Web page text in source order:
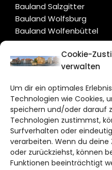
Cookie-
verwalten
Um dir ein optimales
Technologien wie Cookies,
speichern und/oder darauf
Technologien zustimmst,
Surfverhalten oder
verarbeiten. Wenn du
oder zurückziehst, können
Funktionen beeinträchtigt
Bauland Salzgitter
Bauland Wolfsburg
Bauland Wolfenbüttel
CITYLIFE!
Bruchtorwall 12
38100 Braunschweig
Telefon: 0531 387220 – 65
DAS